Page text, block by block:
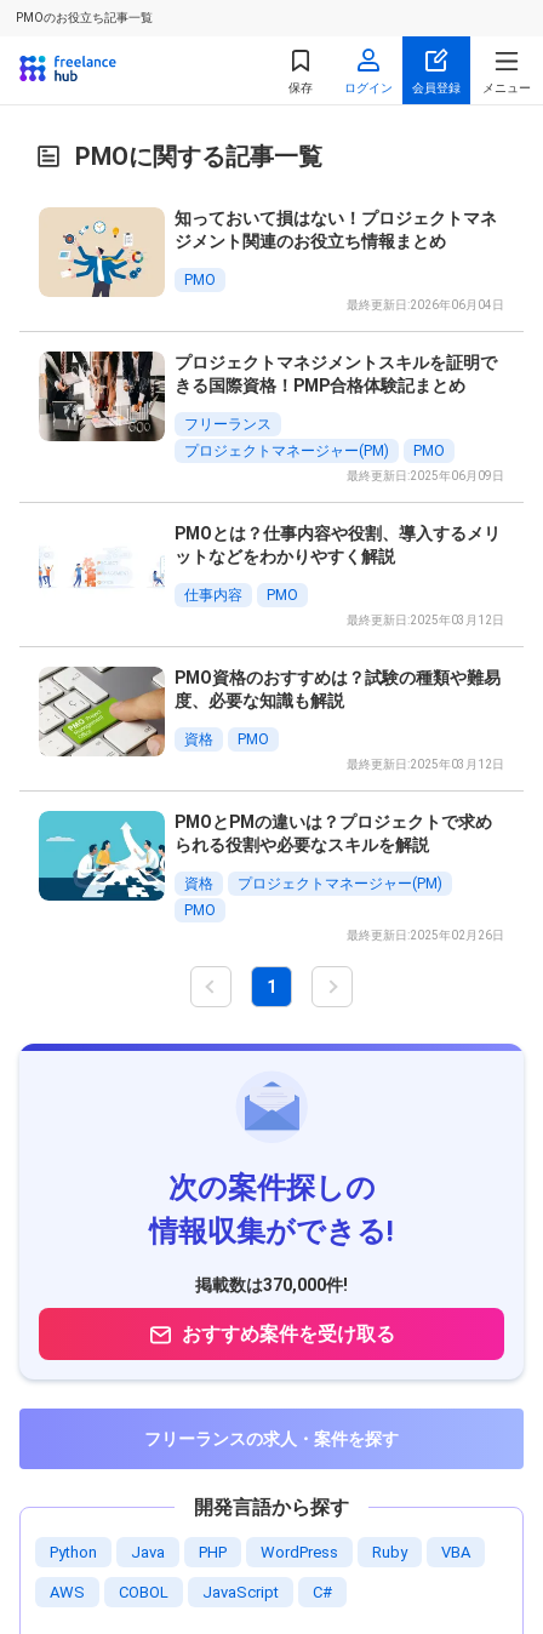
PMOのお役立ち記事一覧
保存 ログイン 会員登録 メニュー
PMOに関する記事一覧
知っておいて損はない！プロジェクトマネ
ジメント関連のお役立ち情報まとめ
PMO
最終更新日:2026年06月04日
プロジェクトマネジメントスキルを証明で
きる国際資格！PMP合格体験記まとめ
フリーランス
プロジェクトマネージャー(PM)
PMO
最終更新日:2025年06月09日
PMOとは？仕事内容や役割、導入するメリ
ットなどをわかりやすく解説
仕事内容 PMO
最終更新日:2025年03月12日
PMO資格のおすすめは？試験の種類や難易
度、必要な知識も解説
資格 PMO
最終更新日:2025年03月12日
PMOとPMの違いは？プロジェクトで求め
られる役割や必要なスキルを解説
資格
プロジェクトマネージャー(PM)
PMO
最終更新日:2025年02月26日
1
次の案件探しの
情報収集ができる!
掲載数は370,000件!
おすすめ案件を受け取る
フリーランスの求人・案件を探す
開発言語から探す
Python Java PHP WordPress Ruby VBA
AWS COBOL JavaScript C#